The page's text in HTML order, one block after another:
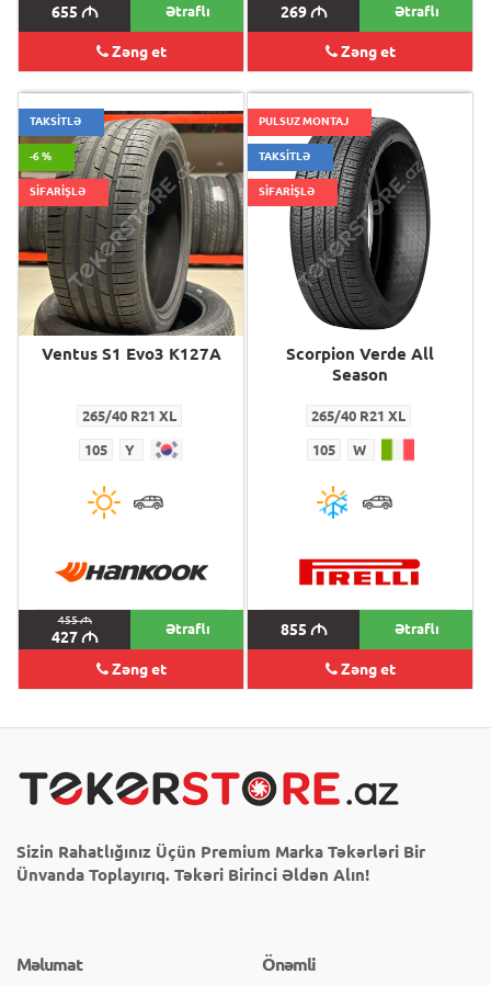
655 M Ətraflı
Zəng et
269M Ətraflı
Zəng et
TAKSİTLƏ
-6 %
SİFARİŞLƏ
Ventus S1 Evo3 K127A
265/40 R21 XL
105 Y
455M
427M Ətraflı
Zəng et
PULSUZ MONTAJ
TAKSİTLƏ
SİFARİŞLƏ
Scorpion Verde All
Season
265/40 R21 XL
105 W
855 M Ətraflı
Zəng et
Sizin Rahatlığınız Üçün Premium Marka Təkərləri Bir
Ünvanda Toplayırıq. Təkəri Birinci Əldən Alın!
Məlumat Önəmli